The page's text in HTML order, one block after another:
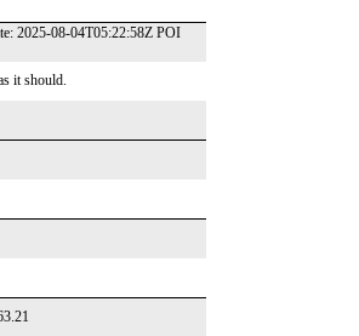
2025-08-04T05:22:58Z POI
it should.